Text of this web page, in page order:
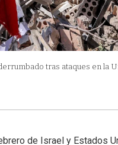
tras ataques en la
de Israel y Estados